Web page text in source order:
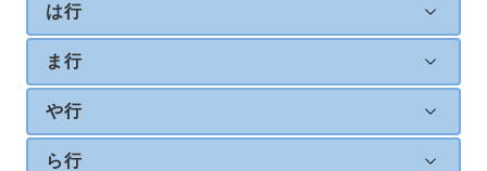
は行
ま行
や行
ら行